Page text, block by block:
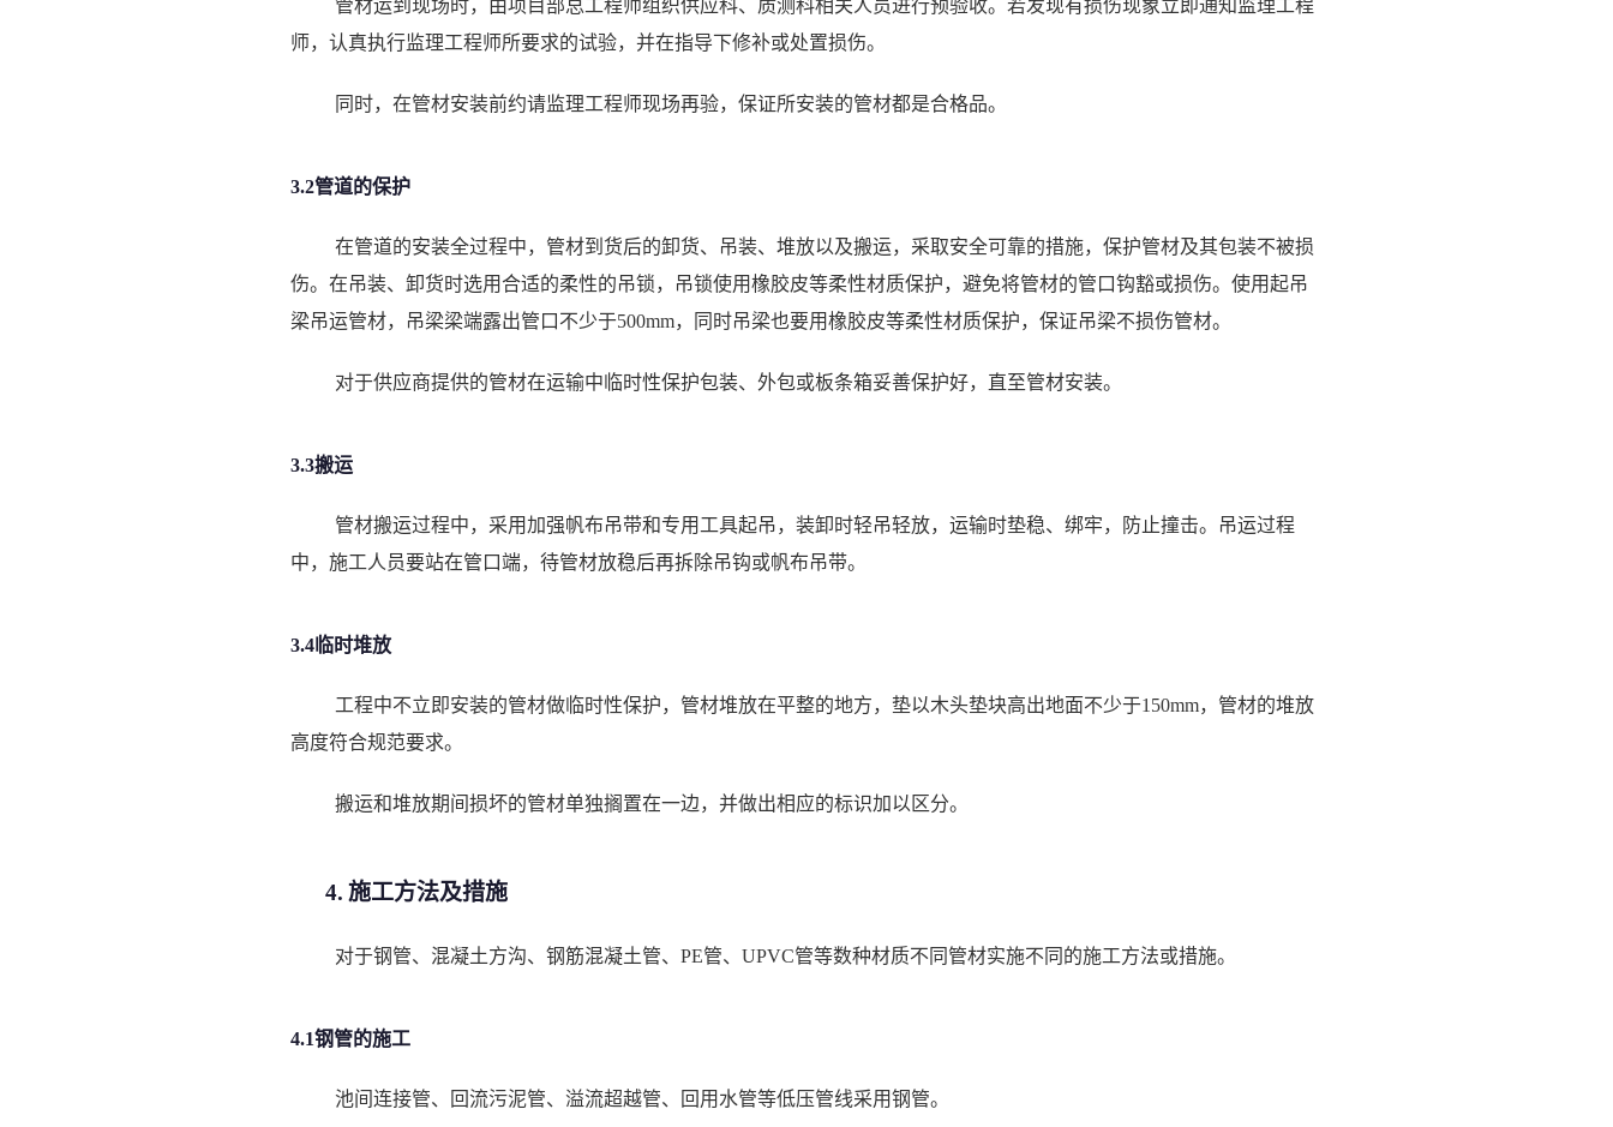
管材运到现场时，由项目部总工程师组织供应科、质测科相关人员进行预验收。若发现有损伤现象立即通知监理工程
师，认真执行监理工程师所要求的试验，并在指导下修补或处置损伤。
同时，在管材安装前约请监理工程师现场再验，保证所安装的管材都是合格品。
3.2管道的保护
在管道的安装全过程中，管材到货后的卸货、吊装、堆放以及搬运，采取安全可靠的措施，保护管材及其包装不被损
伤。在吊装、卸货时选用合适的柔性的吊锁，吊锁使用橡胶皮等柔性材质保护，避免将管材的管口钩豁或损伤。使用起吊
梁吊运管材，吊梁梁端露出管口不少于500mm，同时吊梁也要用橡胶皮等柔性材质保护，保证吊梁不损伤管材。
对于供应商提供的管材在运输中临时性保护包装、外包或板条箱妥善保护好，直至管材安装。
3.3搬运
管材搬运过程中，采用加强帆布吊带和专用工具起吊，装卸时轻吊轻放，运输时垫稳、绑牢，防止撞击。吊运过程
中，施工人员要站在管口端，待管材放稳后再拆除吊钩或帆布吊带。
3.4临时堆放
工程中不立即安装的管材做临时性保护，管材堆放在平整的地方，垫以木头垫块高出地面不少于150mm，管材的堆放
高度符合规范要求。
搬运和堆放期间损坏的管材单独搁置在一边，并做出相应的标识加以区分。
4. 施工方法及措施
对于钢管、混凝土方沟、钢筋混凝土管、PE管、UPVC管等数种材质不同管材实施不同的施工方法或措施。
4.1钢管的施工
池间连接管、回流污泥管、溢流超越管、回用水管等低压管线采用钢管。